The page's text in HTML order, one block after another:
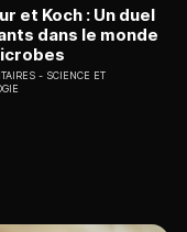
et Koch : Un duel
dans le monde
SCIENCE ET